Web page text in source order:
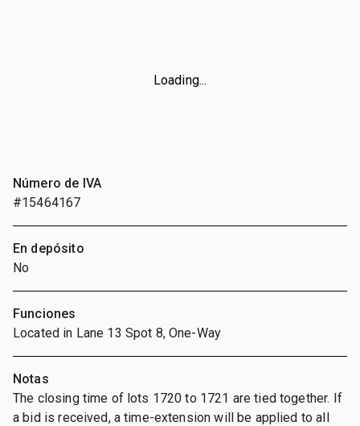
Loading...
Número de IVA
#15464167
En depósito
No
Funciones
Located in Lane 13 Spot 8, One-Way
Notas
The closing time of lots 1720 to 1721 are tied together. If
a bid is received, a time-extension will be applied to all